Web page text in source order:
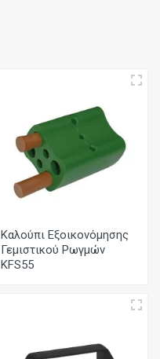
Καλούπι Εξοικονόμησης
Γεμιστικού Ρωγμών
KFS55